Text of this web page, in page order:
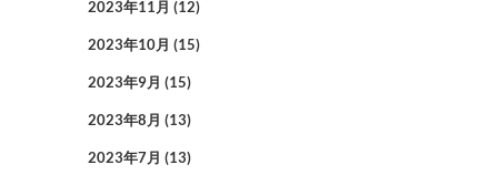
2023年11月 (12)
2023年10月 (15)
2023年9月 (15)
2023年8月 (13)
2023年7月 (13)